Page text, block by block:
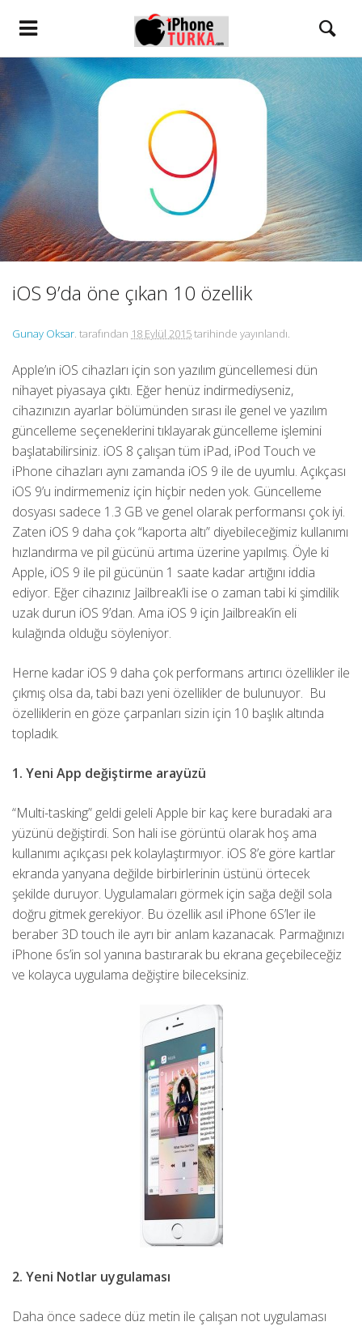
iOS 9’da öne çıkan 10 özellik
Gunay Oksar. tarafından 18 Eylül 2015tarihinde yayınlandı.
Apple’ın iOS cihazları için son yazılım güncellemesi dün
nihayet piyasaya çıktı. Eğer henüz indirmediyseniz,
cihazınızın ayarlar bölümünden sırası ile genel ve yazılım
güncelleme seçeneklerini tıklayarak güncelleme işlemini
başlatabilirsiniz. iOS 8 çalışan tüm iPad, iPod Touch ve
iPhone cihazları aynı zamanda iOS 9 ile de uyumlu. Açıkçası
iOS 9’u indirmemeniz için hiçbir neden yok. Güncelleme
dosyası sadece 1.3 GB ve genel olarak performansı çok iyi.
Zaten iOS 9 daha çok “kaporta altı” diyebileceğimiz kullanımı
hızlandırma ve pil gücünü artıma üzerine yapılmış. Öyle ki
Apple, iOS 9 ile pil gücünün 1 saate kadar artığını iddia
ediyor. Eğer cihazınız Jailbreak’li ise o zaman tabi ki şimdilik
uzak durun iOS 9’dan. Ama iOS 9 için Jailbreak’in eli
kulağında olduğu söyleniyor.
Herne kadar iOS 9 daha çok performans artırıcı özellikler ile
çıkmış olsa da, tabi bazı yeni özellikler de bulunuyor. Bu
özelliklerin en göze çarpanları sizin için 10 başlık altında
topladık.
1. Yeni App değiştirme arayüzü
“Multi-tasking” geldi geleli Apple bir kaç kere buradaki ara
yüzünü değiştirdi. Son hali ise görüntü olarak hoş ama
kullanımı açıkçası pek kolaylaştırmıyor. iOS 8’e göre kartlar
ekranda yanyana değilde birbirlerinin üstünü örtecek
şekilde duruyor. Uygulamaları görmek için sağa değil sola
doğru gitmek gerekiyor. Bu özellik asıl iPhone 6S’ler ile
beraber 3D touch ile ayrı bir anlam kazanacak. Parmağınızı
iPhone 6s’in sol yanına bastırarak bu ekrana geçebileceğiz
ve kolayca uygulama değiştire bileceksiniz.
2. Yeni Notlar uygulaması
Daha önce sadece düz metin ile çalışan not uygulaması